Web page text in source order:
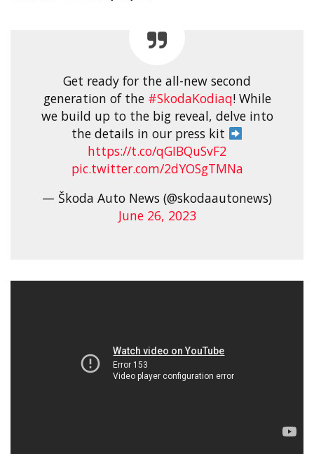
Get ready for the all-new second
generation of the #SkodaKodiaq! While
we build up to the big reveal, delve into
the details in our press kit
https://t.co/qGIBQuSvF2
pic.twitter.com/2dYOSgTMNa
— Škoda Auto News (@skodaautonews)
June 26, 2023